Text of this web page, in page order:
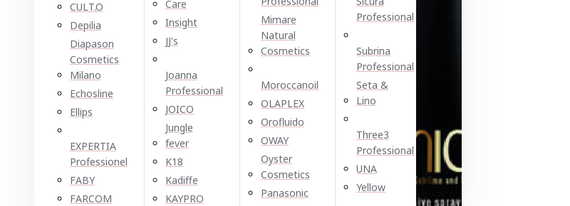
CULT.O
Depilia
Diapason
Cosmetics
Milano
Echosline
Ellірѕ
EXPERTIA
Professionel
FABY
FARCOM
Care
Insight
JJ's
Joanna
Professional
JOICO
Jungle
fever
K18
Kadiffe
KAYPRO
Mimare
Natural
Cosmetics
Moroccanoil
OLAPLEX
Orofluido
OWAY
Oyster
Cosmetics
Panasonic
Professional
Subrina
Professional
Seta &
Lino
Three3
Professional
UNA
Yellow